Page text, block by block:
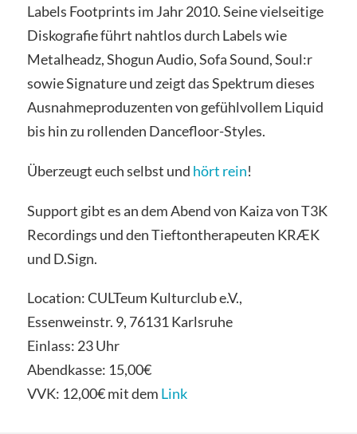
Labels Footprints im Jahr 2010. Seine vielseitige
Diskografie führt nahtlos durch Labels wie
Metalheadz, Shogun Audio, Sofa Sound, Soul:r
sowie Signature und zeigt das Spektrum dieses
Ausnahmeproduzenten von gefühlvollem Liquid
bis hin zu rollenden Dancefloor-Styles.
Überzeugt euch selbst und hört rein!
Support gibt es an dem Abend von Kaiza von T3K
Recordings und den Tieftontherapeuten KRÆK
und D.Sign.
Location: CULTeum Kulturclub e.V.,
Essenweinstr. 9, 76131 Karlsruhe
Einlass: 23 Uhr
Abendkasse: 15,00€
VVK: 12,00€ mit dem Link